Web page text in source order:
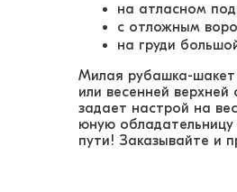
на атласном
с отложным
на груди
Милая рубашка-шакет
или весенней
задает настрой на
юную
пути! Заказывайте и